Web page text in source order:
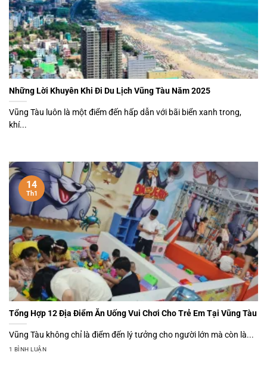
Những Lời Khuyên Khi Đi Du Lịch Vũng Tàu Năm 2025
Vũng Tàu luôn là một điểm đến hấp dẫn với bãi biển xanh trong,
khí...
Tổng Hợp 12 Địa Điểm Ăn Uống Vui Chơi Cho Trẻ Em Tại Vũng Tàu
Vũng Tàu không chỉ là điểm đến lý tưởng cho người lớn mà còn là...
1 BÌNH LUẬN
14
Th1